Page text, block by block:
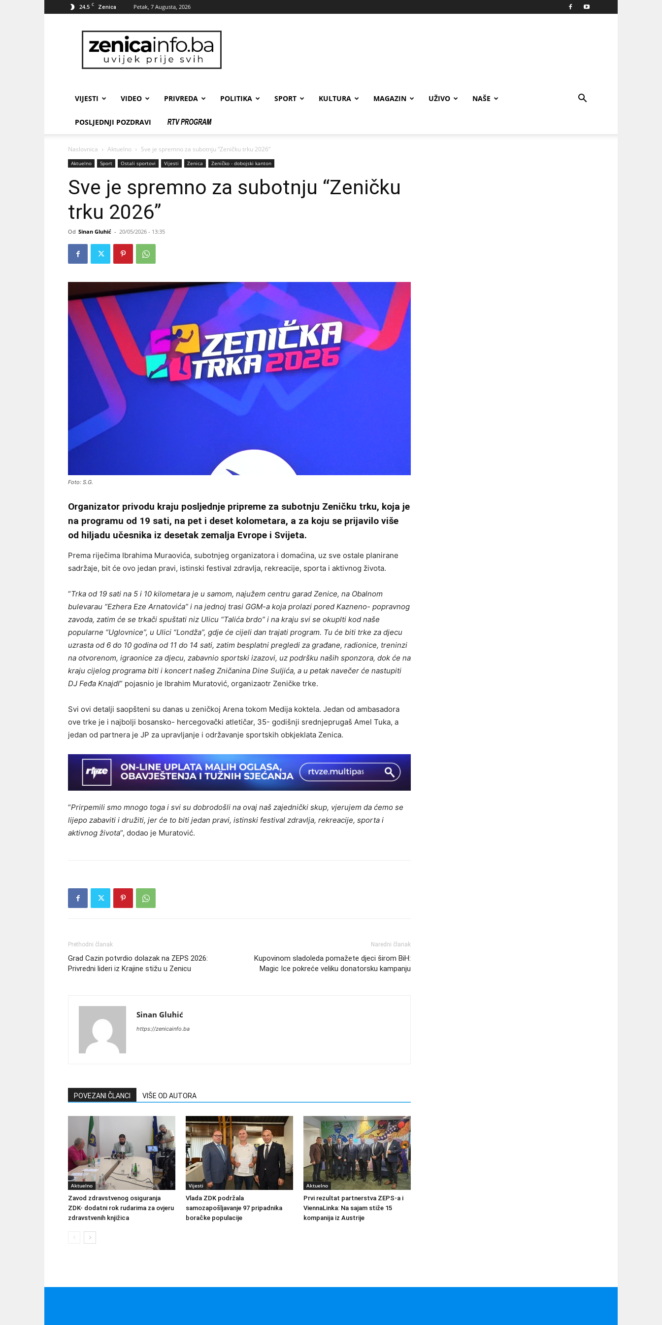
24.5 C Zenica Petak, 7 Augusta, 2026
zenicainfo.ba
VIJESTI VIDEO PRIVREDA POLITIKA SPORT KULTURA MAGAZIN UŽIVO NAŠE
POSLJEDNJI POZDRAVI
Naslovnica Aktuelno Sve je spremno za subotnju “Zeničku trku 2026”
Aktuelno Sport Ostali sportovi Vijesti Zenica Zeničko - dobojski kanton
Sve je spremno za subotnju “Zeničku
trku 2026”
Od Sinan Gluhić - 20/05/2026 - 13:35
Foto: S.G.
Organizator privodu kraju posljednje pripreme za subotnju Zeničku trku, koja je
na programu od 19 sati, na pet i deset kolometara, a za koju se prijavilo više
od hiljadu učesnika iz desetak zemalja Evrope i Svijeta.
Prema riječima Ibrahima Muraovića, subotnjeg organizatora i domaćina, uz sve ostale planirane
sadržaje, bit će ovo jedan pravi, istinski festival zdravlja, rekreacije, sporta i aktivnog života.
“Trka od 19 sati na 5 i 10 kilometara je u samom, najužem centru garad Zenice, na Obalnom
bulevarau “Ezhera Eze Arnatovića” i na jednoj trasi GGM-a koja prolazi pored Kazneno- popravnog
zavoda, zatim će se trkači spuštati niz Ulicu “Talića brdo” i na kraju svi se okuplti kod naše
popularne “Uglovnice”, u Ulici “Londža”, gdje će cijeli dan trajati program. Tu će biti trke za djecu
uzrasta od 6 do 10 godina od 11 do 14 sati, zatim besplatni pregledi za građane, radionice, treninzi
na otvorenom, igraonice za djecu, zabavnio sportski izazovi, uz podršku naših sponzora, dok će na
kraju cijelog programa biti i koncert našeg Zničanina Dine Suljića, a u petak navečer će nastupiti
DJ Feđa Knajdl” pojasnio je Ibrahim Muratović, organizaotr Zeničke trke.
Svi ovi detalji saopšteni su danas u zeničkoj Arena tokom Medija koktela. Jedan od ambasadora
ove trke je i najbolji bosansko- hercegovački atletičar, 35- godišnji srednjeprugaš Amel Tuka, a
jedan od partnera je JP za upravljanje i održavanje sportskih obkjeklata Zenica.
“Prirpemili smo mnogo toga i svi su dobrodošli na ovaj naš zajednički skup, vjerujem da ćemo se
lijepo zabaviti i družiti, jer će to biti jedan pravi, istinski festival zdravlja, rekreacije, sporta i
aktivnog života”, dodao je Muratović.
Prethodni članak
Grad Cazin potvrdio dolazak na ZEPS 2026:
Privredni lideri iz Krajine stižu u Zenicu
Naredni članak
Kupovinom sladoleda pomažete djeci širom BiH:
Magic Ice pokreće veliku donatorsku kampanju
Sinan Gluhić
https://zenicainfo.ba
POVEZANI ČLANCI VIŠE OD AUTORA
Aktuelno
Zavod zdravstvenog osiguranja
ZDK- dodatni rok rudarima za ovjeru
zdravstvenih knjižica
Vijesti
Vlada ZDK podržala
samozapošljavanje 97 pripadnika
boračke populacije
Aktuelno
Prvi rezultat partnerstva ZEPS-a i
ViennaLinka: Na sajam stiže 15
kompanija iz Austrije